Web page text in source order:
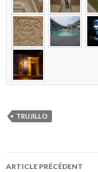
TRUJILLO
Navigation
ARTICLE PRÉCÉDENT